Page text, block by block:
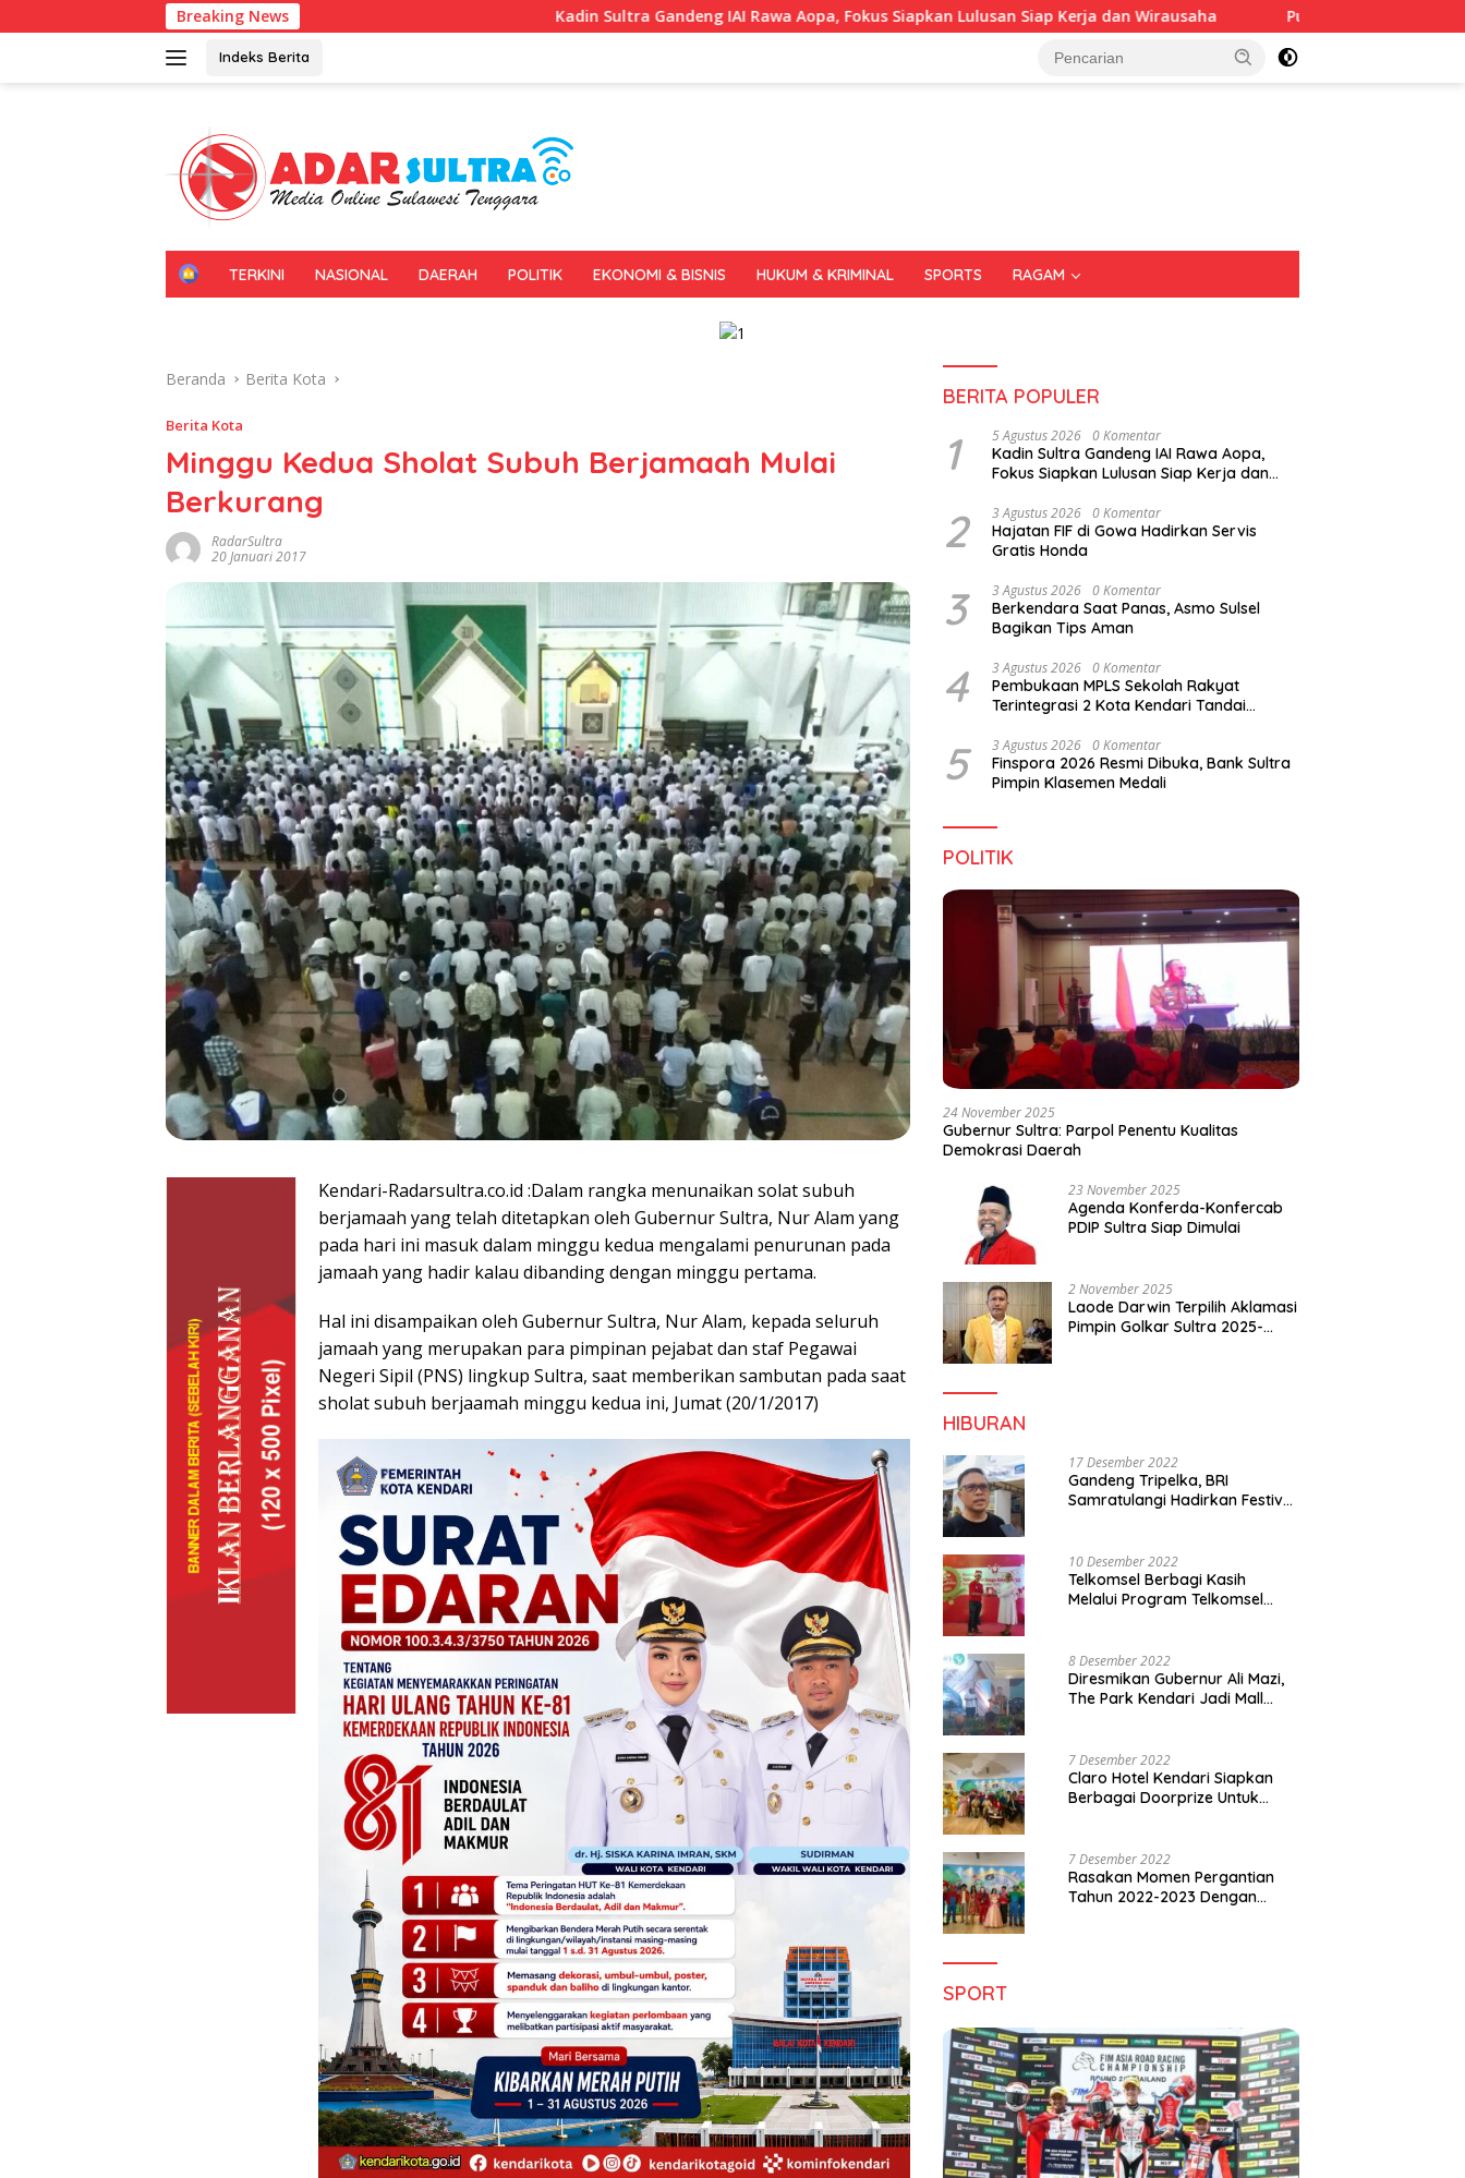
ke
Breaking News Kadin Sultra Gandeng IAI Rawa Aopa, Fokus Siapkan Lulusan Siap Kerja dan Wirausaha Puluhan Tenant Ramaikan Festival Kuliner
Indeks Berita
H
TERKINI NASIONAL DAERAH POLITIK EKONOMI & BISNIS HUKUM & KRIMINAL SPORTS RAGAM
Beranda Berita Kota
Berita Kota
Minggu Kedua Sholat Subuh Berjamaah Mulai
Berkurang
RadarSultra
20 Januari 2017
Kendari-Radarsultra.co.id :Dalam rangka menunaikan solat subuh
berjamaah yang telah ditetapkan oleh Gubernur Sultra, Nur Alam yang
pada hari ini masuk dalam minggu kedua mengalami penurunan pada
jamaah yang hadir kalau dibanding dengan minggu pertama.
Hal ini disampaikan oleh Gubernur Sultra, Nur Alam, kepada seluruh
jamaah yang merupakan para pimpinan pejabat dan staf Pegawai
Negeri Sipil (PNS) lingkup Sultra, saat memberikan sambutan pada saat
sholat subuh berjaamah minggu kedua ini, Jumat (20/1/2017)
BERITA POPULER
1 5 Agustus 2026 0 Komentar
Kadin Sultra Gandeng IAI Rawa Aopa,
Fokus Siapkan Lulusan Siap Kerja dan
2 3 Agustus 2026 0 Komentar
Hajatan FIF di Gowa Hadirkan Servis
Gratis Honda
3 3 Agustus 2026 0 Komentar
Berkendara Saat Panas, Asmo Sulsel
Bagikan Tips Aman
4 3 Agustus 2026 0 Komentar
Pembukaan MPLS Sekolah Rakyat
Terintegrasi 2 Kota Kendari Tandai
5 3 Agustus 2026 0 Komentar
Finspora 2026 Resmi Dibuka, Bank Sultra
Pimpin Klasemen Medali
POLITIK
24 November 2025
Gubernur Sultra: Parpol Penentu Kualitas
Demokrasi Daerah
23 November 2025
Agenda Konferda-Konfercab
PDIP Sultra Siap Dimulai
2 November 2025
Laode Darwin Terpilih Aklamasi
Pimpin Golkar Sultra 2025-
HIBURAN
17 Desember 2022
Gandeng Tripelka, BRI
Samratulangi Hadirkan Festival
10 Desember 2022
Telkomsel Berbagi Kasih
Melalui Program Telkomsel
8 Desember 2022
Diresmikan Gubernur Ali Mazi,
The Park Kendari Jadi Mall
7 Desember 2022
Claro Hotel Kendari Siapkan
Berbagai Doorprize Untuk
7 Desember 2022
Rasakan Momen Pergantian
Tahun 2022-2023 Dengan
SPORT